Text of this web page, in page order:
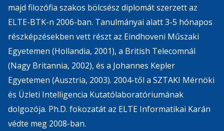
majd filozófia szakos bölcsész diplomát szerzett az
ELTE-BTK-n 2006-ban. Tanulmányai alatt 3-5 hónapos
részképzésekben vett részt az Eindhoveni Műszaki
Egyetemen (Hollandia, 2001), a British Telecomnál
(Nagy Britannia, 2002), és a Johannes Kepler
Egyetemen (Ausztria, 2003). 2004-től a SZTAKI Mérnöki
és Üzleti Intelligencia Kutatólaboratóriumának
dolgozója. Ph.D. fokozatát az ELTE Informatikai Karán
védte meg 2008-ban.